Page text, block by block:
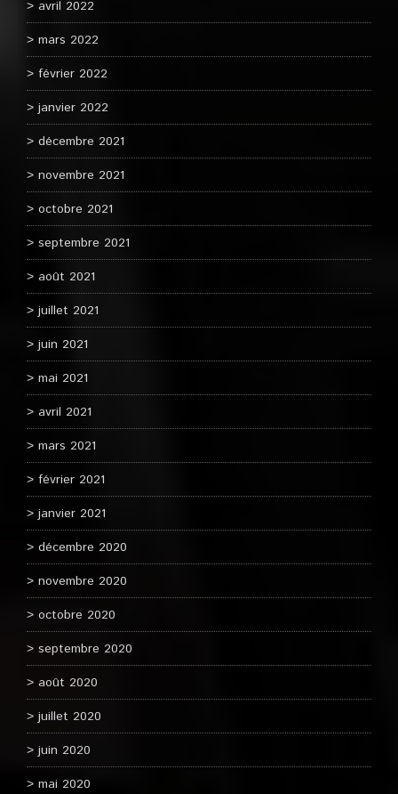
avril 2022
mars 2022
février 2022
janvier 2022
décembre 2021
novembre 2021
octobre 2021
septembre 2021
août 2021
juillet 2021
juin 2021
mai 2021
avril 2021
mars 2021
février 2021
janvier 2021
décembre 2020
novembre 2020
octobre 2020
septembre 2020
août 2020
juillet 2020
juin 2020
mai 2020